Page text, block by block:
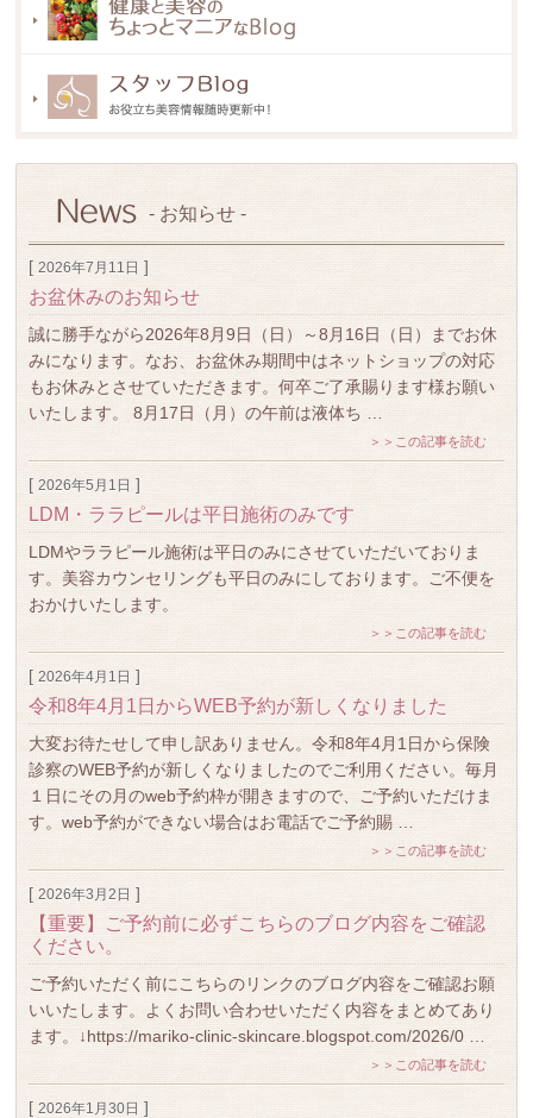
- お知らせ -
[ 2026年7月11日 ]
お盆休みのお知らせ
誠に勝手ながら2026年8月9日（日）～8月16日（日）までお休
みになります。なお、お盆休み期間中はネットショップの対応
もお休みとさせていただきます。何卒ご了承賜ります様お願い
いたします。 8月17日（月）の午前は液体ち …
＞＞この記事を読む
[2026年5月1日 ]
LDM・ララピールは平日施術のみです
LDMやララピール施術は平日のみにさせていただいておりま
す。美容カウンセリングも平日のみにしております。ご不便を
おかけいたします。
＞＞この記事を読む
[2026年4月1日 ]
令和8年4月1日からWEB予約が新しくなりました
大変お待たせして申し訳ありません。令和8年4月1日から保険
診察のWEB予約が新しくなりましたのでご利用ください。毎月
１日にその月のweb予約枠が開きますので、ご予約いただけま
す。web予約ができない場合はお電話でご予約賜 …
＞＞この記事を読む
[2026年3月2日 ]
【重要】ご予約前に必ずこちらのブログ内容をご確認
ください。
ご予約いただく前にこちらのリンクのブログ内容をご確認お願
いいたします。よくお問い合わせいただく内容をまとめてあり
ます。↓https://mariko-clinic-skincare.blogspot.com/2026/0 …
＞＞この記事を読む
[2026年1月30日 ]